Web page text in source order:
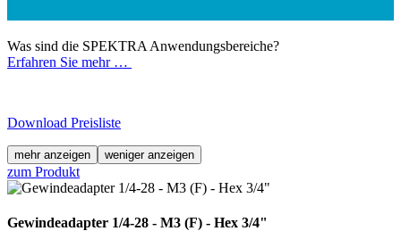
Was sind die SPEKTRA Anwendungsbereiche?
Erfahren Sie mehr …
Download Preisliste
mehr anzeigen weniger anzeigen
zum Produkt
Gewindeadapter 1/4-28 - M3 (F) - Hex 3/4"